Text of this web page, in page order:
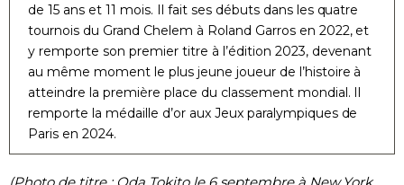
de 15 ans et 11 mois. Il fait ses débuts dans les quatre
tournois du Grand Chelem à Roland Garros en 2022, et
y remporte son premier titre à l’édition 2023, devenant
au même moment le plus jeune joueur de l’histoire à
atteindre la première place du classement mondial. Il
remporte la médaille d’or aux Jeux paralympiques de
Paris en 2024.